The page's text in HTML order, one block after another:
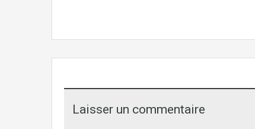
Laisser un commentaire